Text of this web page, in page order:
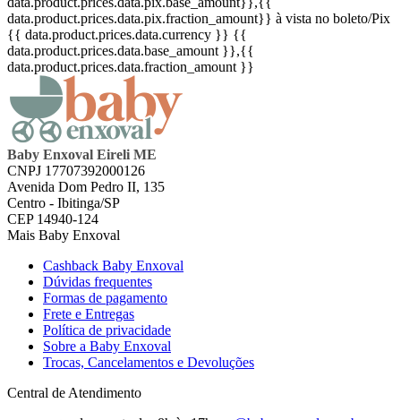
data.product.prices.data.pix.fraction_amount}} à vista no boleto/Pix
{{ data.product.prices.data.currency }} {{
data.product.prices.data.base_amount }},{{
data.product.prices.data.fraction_amount }}
Baby Enxoval Eireli ME
CNPJ 17707392000126
Avenida Dom Pedro II, 135
Centro - Ibitinga/SP
CEP 14940-124
Mais Baby Enxoval
Cashback Baby Enxoval
Dúvidas frequentes
Formas de pagamento
Frete e Entregas
Política de privacidade
Sobre a Baby Enxoval
Trocas, Cancelamentos e Devoluções
Central de Atendimento